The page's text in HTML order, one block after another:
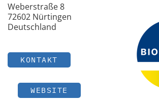
Weberstraße 8
72602 Nürtingen
Deutschland
KONTAKT
WEBSITE